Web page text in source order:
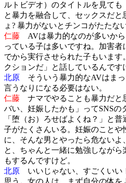
ルトビデオ）のタイトルを見ても
と暴力を融合して、セックスだと
ょ? 暴力がないとチンコがたたな
仁藤 AVは暴力的なのが多いか
っている子は多いですね。加害
でから実行させられた子もいます
クションだ」と話しているんです
北原 そういう暴力的なAVはま
言うなりになる必要はない。
仁藤 ナマでやることも暴力だと
バい、妊娠したかも」ってSNSの
「堕（お）ろせばよくね？」と
子がたくさんいる。妊娠のことや
に、そんな男とやったら危ないよ
と、ちゃんと一緒に勉強しなが
もするんですけど。
北原 いいじゃない、すごくいい